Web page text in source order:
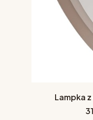
Lampka